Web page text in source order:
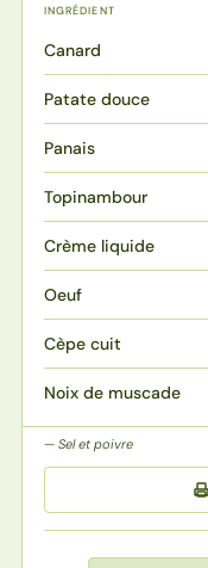
INGRÉDIENT
Canard
Patate douce
Panais
Topinambour
Crème liquide
Oeuf
Cèpe cuit
Noix de muscade
Sel et poivre